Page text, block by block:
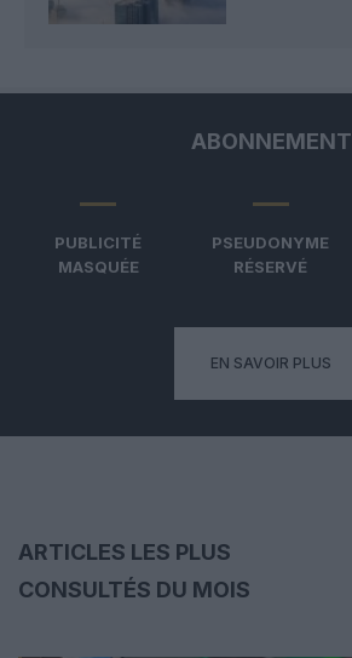
ABONNEMENT
PUBLICITÉ
MASQUÉE
PSEUDONYME
RÉSERVÉ
EN SAVOIR PLUS
ARTICLES LES PLUS
CONSULTÉS DU MOIS